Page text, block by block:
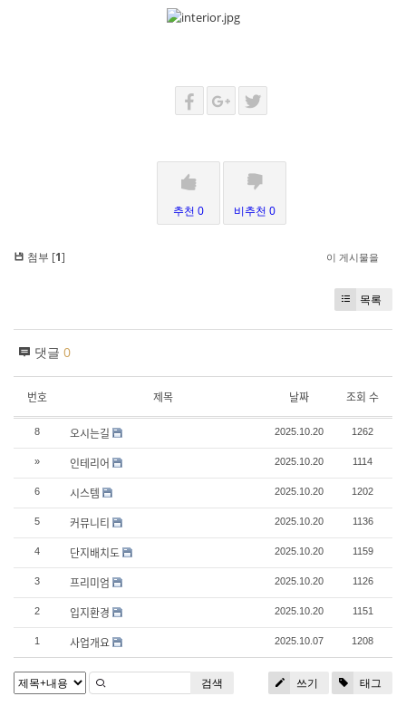
추천 0 비추천 0
첨부 [1] 이 게시물을
목록
댓글 0
번호 제목 날짜 조회 수
8 오시는길 2025.10.20 1262
» 인테리어 2025.10.20 1114
6 시스템 2025.10.20 1202
5 커뮤니티 2025.10.20 1136
4 단지배치도 2025.10.20 1159
3 프리미엄 2025.10.20 1126
2 입지환경 2025.10.20 1151
1 사업개요 2025.10.07 1208
쓰기 태그
검색